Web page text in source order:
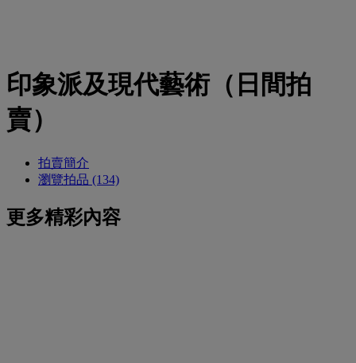
印象派及現代藝術（日間拍
賣）
拍賣簡介
瀏覽拍品 (134)
更多精彩內容